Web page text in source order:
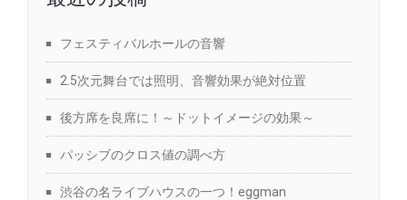
フェスティバルホールの音響
2.5次元舞台では照明、音響効果が絶対位置
後方席を良席に！～ドットイメージの効果～
パッシブのクロス値の調べ方
渋谷の名ライブハウスの一つ！eggman